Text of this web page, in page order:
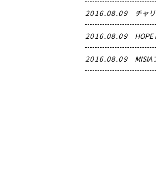
2016.08.09 チャ
2016.08.09
2016.08.09 MISIA